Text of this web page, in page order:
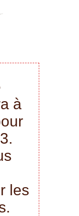
à
les